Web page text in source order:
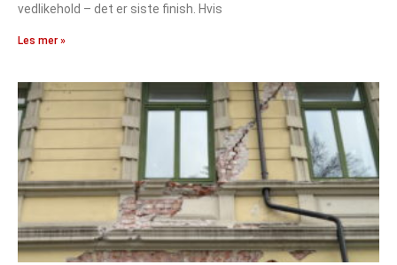
vedlikehold – det er siste finish. Hvis
Les mer »